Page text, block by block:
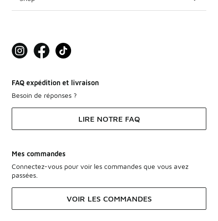
FAQ expédition et livraison
Besoin de réponses ?
LIRE NOTRE FAQ
Mes commandes
Connectez-vous pour voir les commandes que vous avez
passées.
VOIR LES COMMANDES